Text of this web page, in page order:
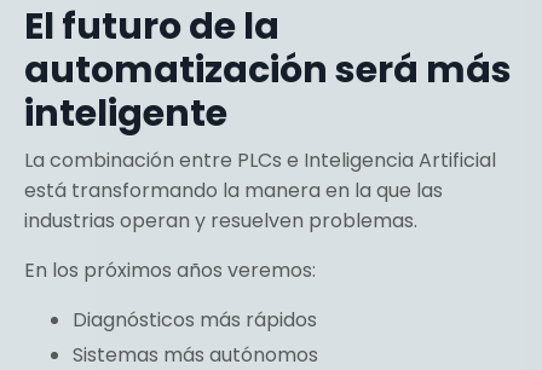
El futuro de la
automatización será más
inteligente
La combinación entre PLCs e Inteligencia Artificial
está transformando la manera en la que las
industrias operan y resuelven problemas.
En los próximos años veremos:
Diagnósticos más rápidos
Sistemas más autónomos